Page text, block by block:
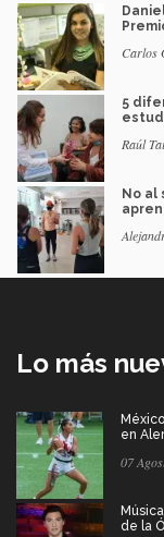
Carlos
5
Raúl
No al
Lo más
en
07
de la